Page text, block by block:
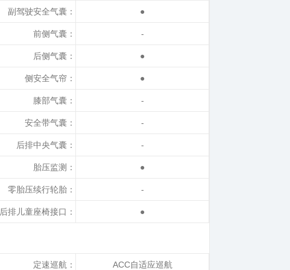
副驾驶安全气囊： ●
前侧气囊： -
后侧气囊： ●
侧安全气帘： ●
膝部气囊： -
安全带气囊： -
后排中央气囊： -
胎压监测： ●
零胎压续行轮胎： -
后排儿童座椅接口： ●
定速巡航： ACC自适应巡航